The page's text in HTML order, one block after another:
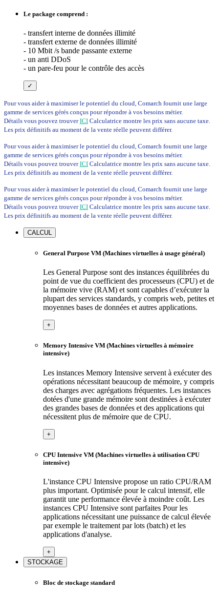
Le package comprend :
- transfert interne de données illimité
- transfert externe de données illimité
- 10 Mbit /s bande passante externe
- un anti DDoS
- un pare-feu pour le contrôle des accès
✓
Pour vous aider à maximiser le potentiel du cloud, Comarch fournit une large
gamme de services gérés conçus pour répondre à vos besoins métier.
Détails vous pouvez trouverICI Calculatrice montre les prix sans aucune taxe.
Les prix définitifs au moment de la vente réelle peuvent différer.
Pour vous aider à maximiser le potentiel du cloud, Comarch fournit une large
gamme de services gérés conçus pour répondre à vos besoins métier.
Détails vous pouvez trouverICI Calculatrice montre les prix sans aucune taxe.
Les prix définitifs au moment de la vente réelle peuvent différer.
Pour vous aider à maximiser le potentiel du cloud, Comarch fournit une large
gamme de services gérés conçus pour répondre à vos besoins métier.
Détails vous pouvez trouverICI Calculatrice montre les prix sans aucune taxe.
Les prix définitifs au moment de la vente réelle peuvent différer.
CALCUL
General Purpose VM (Machines virtuelles à usage général)
Les General Purpose sont des instances équilibrées du
point de vue du coefficient des processeurs (CPU) et de
la mémoire vive (RAM) et sont capables d’exécuter la
plupart des services standards, y compris web, petites et
moyennes bases de données et autres applications.
+
Memory Intensive VM (Machines virtuelles à mémoire
intensive)
Les instances Memory Intensive servent à exécuter des
opérations nécessitant beaucoup de mémoire, y compris
des charges avec agrégations fréquentes. Les instances
dotées d'une grande mémoire sont destinées à exécuter
des grandes bases de données et des applications qui
nécessitent plus de mémoire que de CPU.
+
CPU Intensive VM (Machines virtuelles à utilisation CPU
intensive)
L'instance CPU Intensive propose un ratio CPU/RAM
plus important. Optimisée pour le calcul intensif, elle
garantit une performance élevée à moindre coût. Les
instances CPU Intensive sont parfaites Pour les
applications nécessitant une puissance de calcul élevée
par exemple le traitement par lots (batch) et les
applications d'analyse.
+
STOCKAGE
Bloc de stockage standard